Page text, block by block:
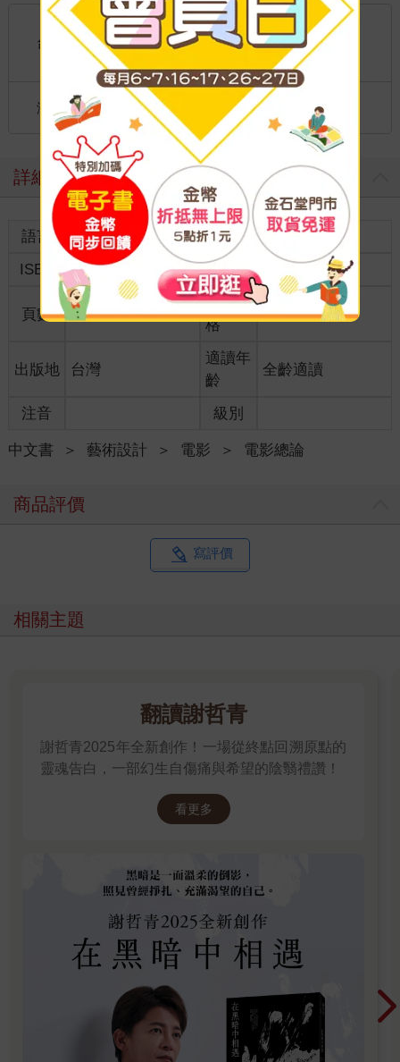
台灣
國內宅配：本島、離島
到店取貨：
不限金額免運費
海外
國際快遞：全球
港澳店取：
詳細資料
語言 中文繁體 裝訂
紙本平裝
ISBN
9789887131861 分級
頁數 192
商品規
格
21*15*1
出版地 台灣
適讀年
齡
全齡適讀
注音 級別
中文書 ＞ 藝術設計 ＞ 電影 ＞ 電影總論
商品評價
寫評價
相關主題
翻讀謝哲青
謝哲青2025年全新創作！一場從終點回溯原點的
靈魂告白，一部幻生自傷痛與希望的陰翳禮讚！
看更多